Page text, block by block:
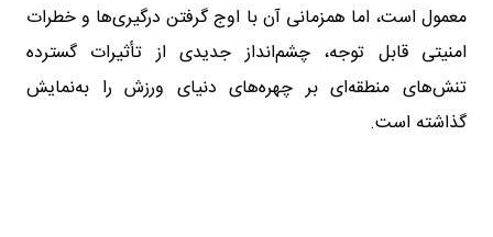
معمول است، اما همزمانی آن با اوج گرفتن درگیری‌ها و خطرات
امنیتی قابل توجه، چشم‌انداز جدیدی از تأثیرات گسترده
تنش‌های منطقه‌ای بر چهره‌های دنیای ورزش را به‌نمایش
گذاشته است.